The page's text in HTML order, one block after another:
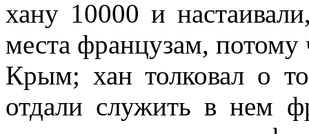
хану 10000 и
места французам, потому
Крым; хан толковал о
отдали служить в нем